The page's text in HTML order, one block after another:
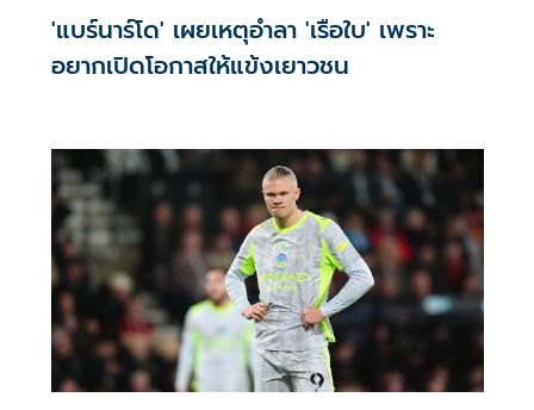
'แบร์นาร์โด' เผยเหตุอำลา 'เรือใบ' เพราะ
อยากเปิดโอกาสให้แข้งเยาวชน